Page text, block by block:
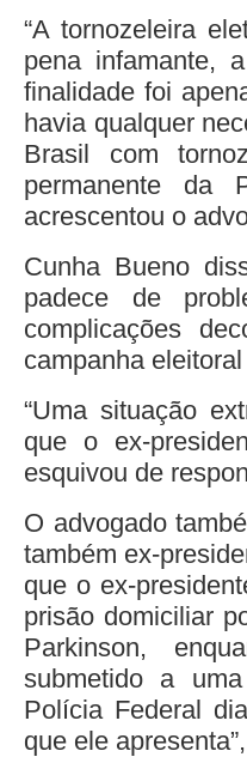
“A tornozeleira
pena infamante,
finalidade foi
havia qualquer
Brasil com
permanente da
acrescentou o
Cunha Bueno
padece de
complicações
campanha
“Uma situação
que o ex-
esquivou de
O advogado
também ex-
que o ex-
prisão domiciliar
Parkinson,
submetido a
Polícia Federal
que ele